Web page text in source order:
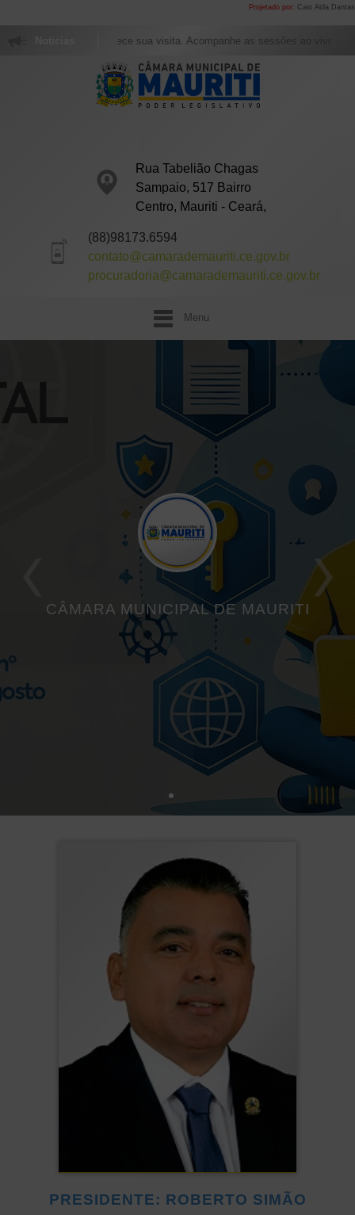
Projetado por: Caio Atila Dantas
agradece sua visita. Acompanhe as sessões ao vivo todos as Sextas
Rua Tabelião Chagas
Sampaio, 517 Bairro
Centro, Mauriti - Ceará,
(88)98173.6594
contato@camarademauriti.ce.gov.br
procuradoria@camarademauriti.ce.gov.br
Menu
CÂMARA MUNICIPAL DE MAURITI
PRESIDENTE: ROBERTO SIMÃO